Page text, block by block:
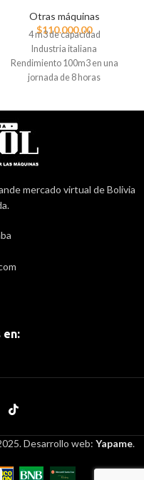
Otras máquinas
$110.000,00
4 m3 de capacidad
Industria italiana
Rendimiento 100m3 en una
jornada de 8 horas
mercado virtual de Bolivia
en:
Desarrollo web: Yapame.